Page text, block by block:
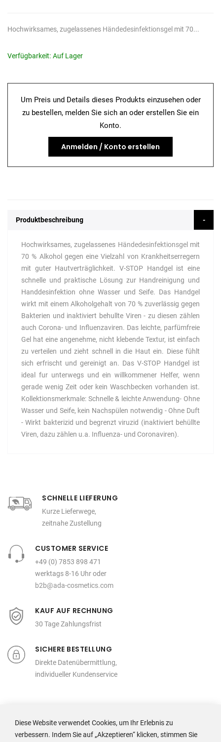
Hochwirksames, zugelassenes Händedesinfektionsgel mit 70...
Verfügbarkeit: Auf Lager
Um Preis und Details dieses Produkts einzusehen oder
zu bestellen, melden Sie sich an oder erstellen Sie ein
Konto.
Anmelden / Konto erstellen
Produktbeschreibung
Hochwirksames, zugelassenes Händedesinfektionsgel mit
70 % Alkohol gegen eine Vielzahl von Krankheitserregern
mit guter Hautverträglichkeit. V-STOP Handgel ist eine
schnelle und praktische Lösung zur Handreinigung und
Handdesinfektion ohne Wasser und Seife. Das Handgel
wirkt mit einem Alkoholgehalt von 70 % zuverlässig gegen
Bakterien und inaktiviert behullte Viren - zu diesen zählen
auch Corona- und Influenzaviren. Das leichte, parfümfreie
Gel hat eine angenehme, nicht klebende Textur, ist einfach
zu verteilen und zieht schnell in die Haut ein. Diese fühlt
sich erfrischt und gereinigt an. Das V-STOP Handgel ist
ideal fur unterwegs und ein willkommener Helfer, wenn
gerade wenig Zeit oder kein Waschbecken vorhanden ist.
Kollektionsmerkmale: Schnelle & leichte Anwendung- Ohne
Wasser und Seife, kein Nachspülen notwendig - Ohne Duft
- Wirkt bakterizid und begrenzt viruzid (inaktiviert behüllte
Viren, dazu zählen u.a. Influenza- und Coronaviren).
SCHNELLE LIEFERUNG
Kurze Lieferwege,
zeitnahe Zustellung
CUSTOMER SERVICE
+49 (0) 7853 898 471
werktags 8-16 Uhr oder
b2b@ada-cosmetics.com
KAUF AUF RECHNUNG
30 Tage Zahlungsfrist
SICHERE BESTELLUNG
Direkte Datenübermittlung,
individueller Kundenservice
Diese Website verwendet Cookies, um Ihr Erlebnis zu
verbessern. Indem Sie auf „Akzeptieren“ klicken, stimmen Sie